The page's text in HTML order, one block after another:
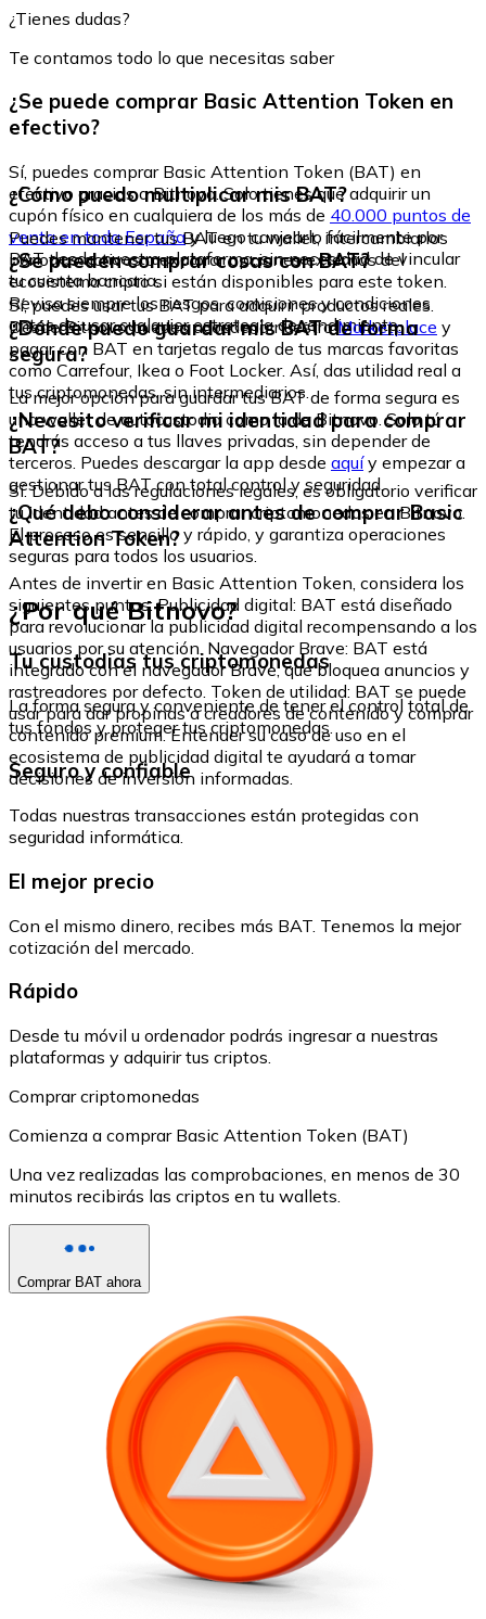
¿Tienes dudas?
Te contamos todo lo que necesitas saber
¿Se puede comprar Basic Attention Token en
efectivo?
Sí, puedes comprar Basic Attention Token (BAT) en
efectivo gracias a Bitnovo. Solo tienes que adquirir un
cupón físico en cualquiera de los más de 40.000 puntos de
venta en toda Españay luego canjearlo fácilmente por
BAT desde nuestra plataforma, sin necesidad de vincular
tu cuenta bancaria.
¿Cómo puedo multiplicar mis BAT?
Puedes mantener tus BAT en tu wallet, intercambiarlos
por otros activos o explorar opciones externas del
ecosistema cripto si están disponibles para este token.
Revisa siempre los riesgos, comisiones y condiciones
antes de usar cualquier estrategia de rendimiento.
¿Se pueden comprar cosas con BAT?
Sí, puedes usar tus BAT para adquirir productos reales.
Desde Bitnovo puedes acceder a nuestroMarketplace y
pagar con BAT en tarjetas regalo de tus marcas favoritas
como Carrefour, Ikea o Foot Locker. Así, das utilidad real a
tus criptomonedas, sin intermediarios.
¿Dónde puedo guardar mis BAT de forma
segura?
La mejor opción para guardar tus BAT de forma segura es
una wallet de autocustodia como la de Bitnovo. Solo tú
tendrás acceso a tus llaves privadas, sin depender de
terceros. Puedes descargar la app desde aquíy empezar a
gestionar tus BAT con total control y seguridad.
¿Necesito verificar mi identidad para comprar
BAT?
Sí. Debido a las regulaciones legales, es obligatorio verificar
tu identidad antes de comprar criptomonedas en Bitnovo.
El proceso es sencillo y rápido, y garantiza operaciones
seguras para todos los usuarios.
¿Qué debo considerar antes de comprar Basic
Attention Token?
Antes de invertir en Basic Attention Token, considera los
siguientes puntos: Publicidad digital: BAT está diseñado
para revolucionar la publicidad digital recompensando a los
usuarios por su atención. Navegador Brave: BAT está
integrado con el navegador Brave, que bloquea anuncios y
rastreadores por defecto. Token de utilidad: BAT se puede
usar para dar propinas a creadores de contenido y comprar
contenido premium. Entender su caso de uso en el
ecosistema de publicidad digital te ayudará a tomar
decisiones de inversión informadas.
¿Por qué Bitnovo?
Tu custodias tus criptomonedas
La forma segura y conveniente de tener el control total de
tus fondos y proteger tus criptomonedas.
Seguro y confiable
Todas nuestras transacciones están protegidas con
seguridad informática.
El mejor precio
Con el mismo dinero, recibes más BAT. Tenemos la mejor
cotización del mercado.
Rápido
Desde tu móvil u ordenador podrás ingresar a nuestras
plataformas y adquirir tus criptos.
Comprar criptomonedas
Comienza a comprar Basic Attention Token (BAT)
Una vez realizadas las comprobaciones, en menos de 30
minutos recibirás las criptos en tu wallets.
Comprar BAT ahora